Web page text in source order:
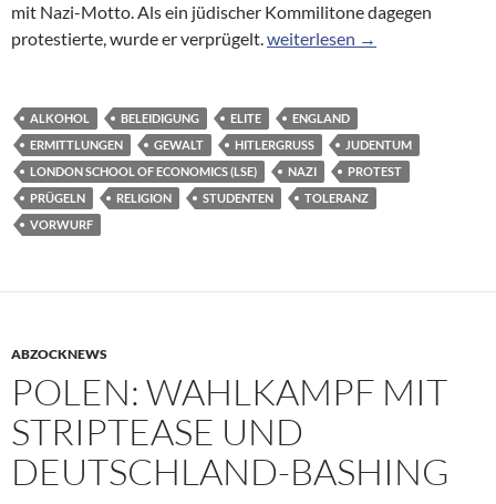
mit Nazi-Motto. Als ein jüdischer Kommilitone dagegen
protestierte, wurde er verprügelt.Elite-Studenten aus
weiterlesen →
ALKOHOL BELEIDIGUNG ELITE
ENGLAND
ERMITTLUNGEN
GEWALT HITLERGRUSS
JUDENTUM
LONDON SCHOOL OF ECONOMICS (LSE)
NAZI
PROTEST
PRÜGELN
RELIGION STUDENTEN
TOLERANZ
VORWURF
ABZOCKNEWS
POLEN: WAHLKAMPF MIT
STRIPTEASE UND
DEUTSCHLAND-BASHING